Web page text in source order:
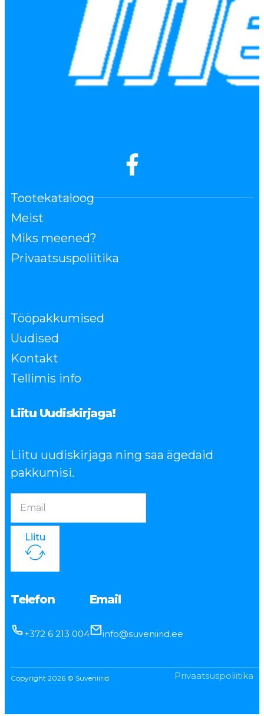
Tootekataloog
Meist
Miks meened?
Privaatsuspoliitika
Tööpakkumised
Uudised
Kontakt
Tellimis info
Liitu Uudiskirjaga!
Liitu uudiskirjaga ning saa ägedaid
pakkumisi.
Liitu
Telefon
+372 6 213 004
Email
info@suveniirid.ee
Copyright 2026 © Suveniirid Privaatsuspoliitika